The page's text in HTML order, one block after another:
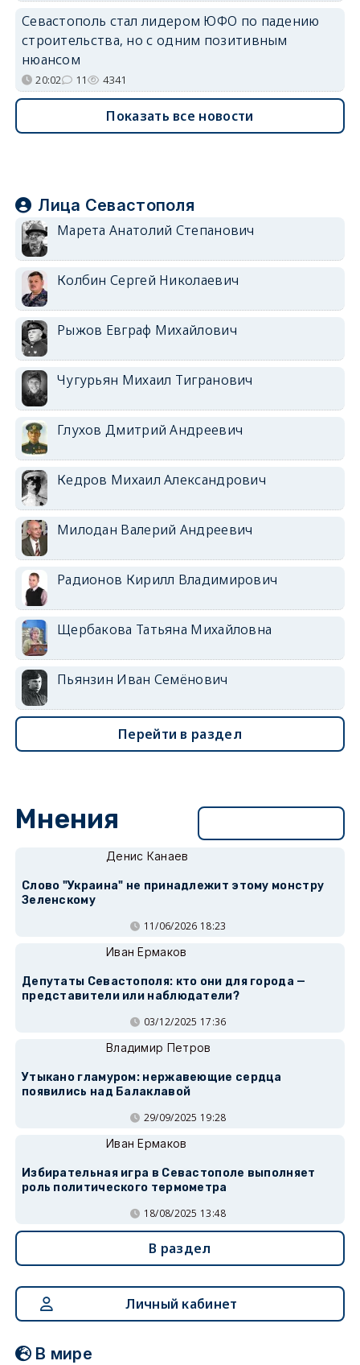
Севастополь стал лидером ЮФО по падению
строительства, но с одним позитивным
нюансом
20:02 11 4341
Показать все новости
Лица Севастополя
Марета Анатолий Степанович
Колбин Сергей Николаевич
Рыжов Евграф Михайлович
Чугурьян Михаил Тигранович
Глухов Дмитрий Андреевич
Кедров Михаил Александрович
Милодан Валерий Андреевич
Радионов Кирилл Владимирович
Щербакова Татьяна Михайловна
Пьянзин Иван Семёнович
Перейти в раздел
Мнения
Денис Канаев
Слово "Украина" не принадлежит этому монстру
Зеленскому
11/06/2026 18:23
Иван Ермаков
Депутаты Севастополя: кто они для города —
представители или наблюдатели?
03/12/2025 17:36
Владимир Петров
Утыкано гламуром: нержавеющие сердца
появились над Балаклавой
29/09/2025 19:28
Иван Ермаков
Избирательная игра в Севастополе выполняет
роль политического термометра
18/08/2025 13:48
В раздел
Личный кабинет
В мире